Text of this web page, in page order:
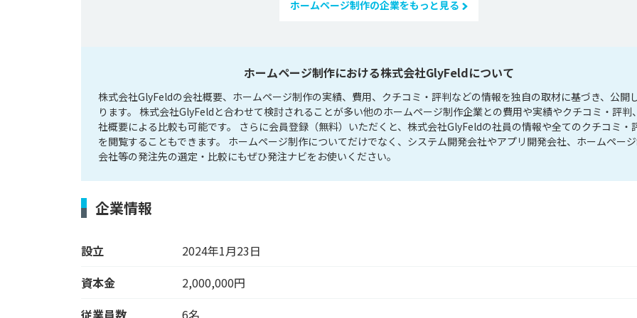
ホームページ制作の企業をもっと見る
ホームページ制作における株式会社GlyFeldについて
株式会社GlyFeldの会社概要、ホームページ制作の実績、費用、クチコミ・評判などの情報を独自の取材に基づき、公開
ります。 株式会社GlyFeldと合わせて検討されることが多い他のホームページ制作企業との費用や実績やクチコミ・評判
社概要による比較も可能です。 さらに会員登録（無料）いただくと、株式会社GlyFeldの社員の情報や全てのクチコミ・
を閲覧することもできます。 ホームページ制作についてだけでなく、システム開発会社やアプリ開発会社、ホームペー
会社等の発注先の選定・比較にもぜひ発注ナビをお使いください。
企業情報
設立
2024年1月23日
資本金
2,000,000円
従業員数
6名